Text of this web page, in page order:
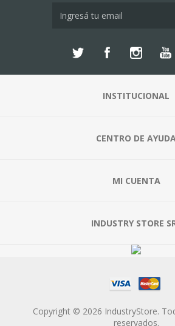
INSTITUCIONAL
CENTRO DE
MI CUENTA
INDUSTRY STORE
Copyright © 2026 IndustryStore.
reservados.